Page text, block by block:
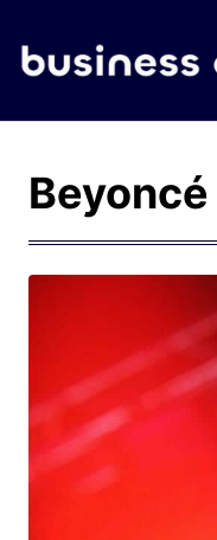
Beyoncé